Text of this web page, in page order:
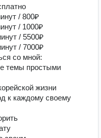
/ 800₽
/ 1000₽
/ 5500₽
/ 7000₽
со мной:
темы простыми
жизни
к каждому своему